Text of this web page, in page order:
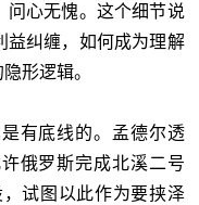
问心无愧。这个细节说
益纠缠，如何成为理解
形逻辑。
有底线的。孟德尔透
俄罗斯完成北溪二号
，试图以此作为要挟泽